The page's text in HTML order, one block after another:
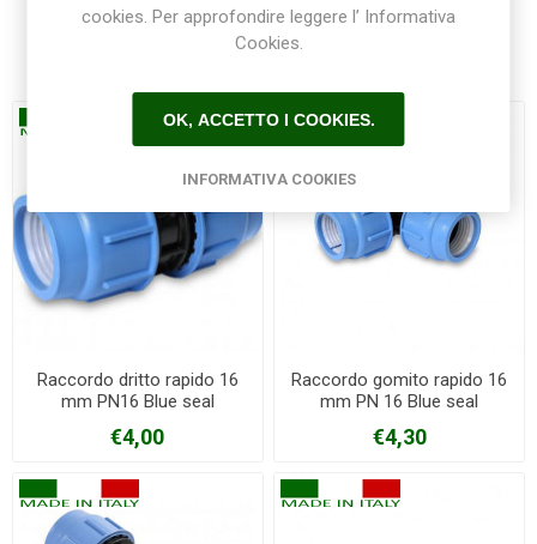
Prodotti correlati
Raccordo dritto rapido 16
mm PN16 Blue seal
€4,00
Raccordo gomito rapido 16
mm PN 16 Blue seal
€4,30
cookies. Per approfondire leggere l’ Informativa
Cookies.
OK, ACCETTO I COOKIES.
INFORMATIVA COOKIES